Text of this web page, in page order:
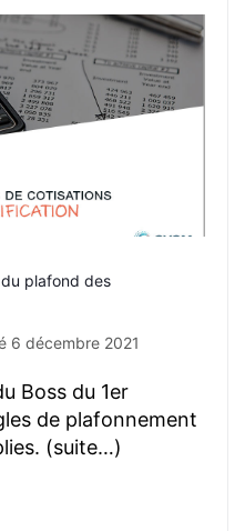
plafond des
6 décembre 2021
Boss du 1er
de plafonnement
(suite…)